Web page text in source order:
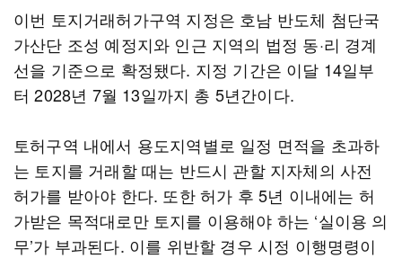
이번 토지거래허가구역 지정은 호남 반도체 첨단국
가산단 조성 예정지와 인근 지역의 법정 동·리 경계
선을 기준으로 확정됐다. 지정 기간은 이달 14일부
터 2028년 7월 13일까지 총 5년간이다.
토허구역 내에서 용도지역별로 일정 면적을 초과하
는 토지를 거래할 때는 반드시 관할 지자체의 사전
허가를 받아야 한다. 또한 허가 후 5년 이내에는 허
가받은 목적대로만 토지를 이용해야 하는 ‘실이용 의
무’가 부과된다. 이를 위반할 경우 시정 이행명령이